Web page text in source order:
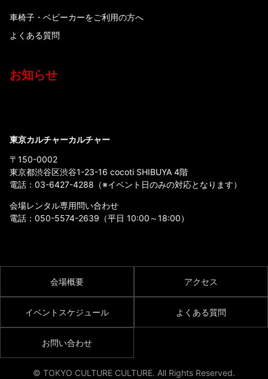
車椅子・ベビーカーをご利用の方へ
よくある質問
お知らせ
東京カルチャーカルチャー
〒150-0002
東京都渋谷区渋谷1-23-16 cocoti SHIBUYA 4階
電話： 03-6427-4288 （※イベント日のみの対応となります）
会場レンタル専用問い合わせ
電話： 050-5574-2639 （平日 10:00～18:00）
会場概要 アクセス
イベントスケジュール よくある質問
お問い合わせ
© TOKYO CULTURE CULTURE. All Rights Reserved.